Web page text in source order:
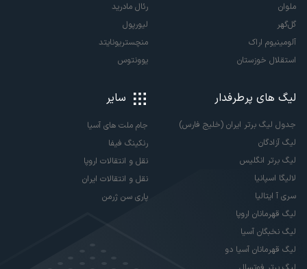
ملوان
گل‌گهر
آلومینیوم اراک
استقلال خوزستان
رئال مادرید
لیورپول
منچستریونایتد
یوونتوس
لیگ های پرطرفدار
جدول لیگ برتر ایران (خلیج فارس)
لیگ آزادگان
لیگ برتر انگلیس
لالیگا اسپانیا
سری آ ایتالیا
لیگ قهرمانان اروپا
لیگ نخبگان آسیا
لیگ قهرمانان آسیا دو
سایر
جام ملت های آسیا
رنکینگ فیفا
نقل و انتقالات اروپا
نقل و انتقالات ایران
پاری سن ژرمن